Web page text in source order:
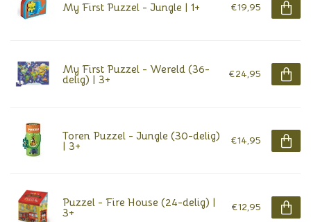
My First Puzzel - Jungle | 1+ €19,95
My First Puzzel - Wereld (36-
delig) | 3+ €24,95
Toren Puzzel - Jungle (30-delig)
| 3+ €14,95
Puzzel - Fire House (24-delig) |
3+ €12,95